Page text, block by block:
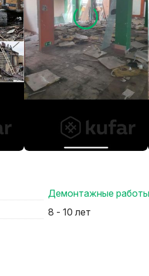
Демонтажные работы
8 - 10 лет